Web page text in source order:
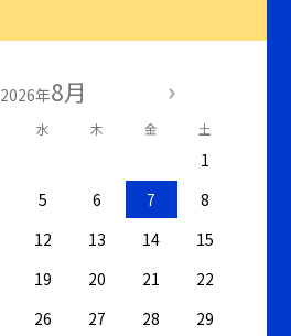
2026年8月
水 木 金 土
1
5 6 7
8
12 13 14
15
19 20 21
22
26 27 28
29